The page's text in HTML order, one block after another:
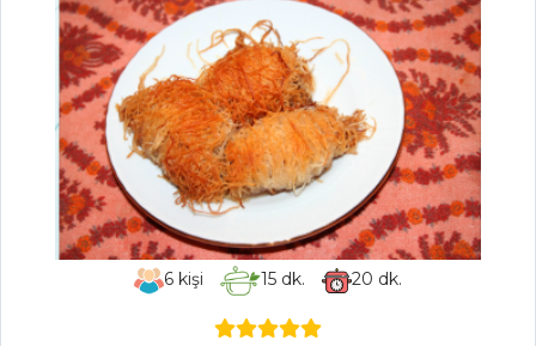
ÇEMEN SOSLU
MANTI
KIYMALI VE
PATATESLİ KURU
BÖREK
Hamur İşleri Tüm
Tarifleri
6kişi 15 dk. 20 dk.